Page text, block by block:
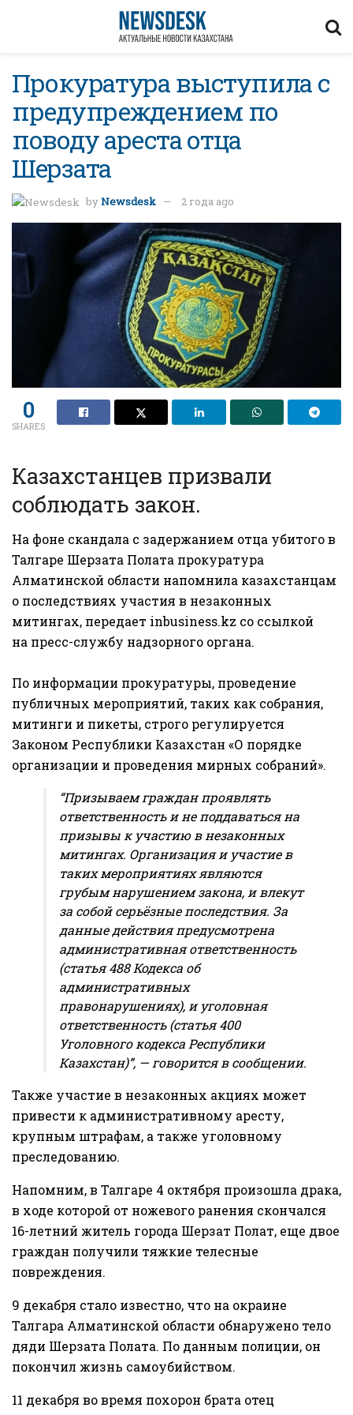
Прокуратура выступила с
предупреждением по
поводу ареста отца
Шерзата
byNewsdesk 2 года ago
0
SHARES
Казахстанцев призвали
соблюдать закон.
На фоне скандала с задержанием отца убитого в
Талгаре Шерзата Полата прокуратура
Алматинской области напомнила казахстанцам
о последствиях участия в незаконных
митингах, передает inbusiness.kz cо ссылкой
на пресс-службу надзорного органа.
По информации прокуратуры, проведение
публичных мероприятий, таких как собрания,
митинги и пикеты, строго регулируется
Законом Республики Казахстан «О порядке
организации и проведения мирных собраний».
“Призываем граждан проявлять
ответственность и не поддаваться на
призывы к участию в незаконных
митингах. Организация и участие в
таких мероприятиях являются
грубым нарушением закона, и влекут
за собой серьёзные последствия. За
данные действия предусмотрена
административная ответственность
(статья 488 Кодекса об
административных
правонарушениях), и уголовная
ответственность (статья 400
Уголовного кодекса Республики
Казахстан)”, — говорится в сообщении.
Также участие в незаконных акциях может
привести к административному аресту,
крупным штрафам, а также уголовному
преследованию.
Напомним, в Талгаре 4 октября произошла драка,
в ходе которой от ножевого ранения скончался
16-летний житель города Шерзат Полат, еще двое
граждан получили тяжкие телесные
повреждения.
9 декабря стало известно, что на окраине
Талгара Алматинской области обнаружено тело
дяди Шерзата Полата. По данным полиции, он
покончил жизнь самоубийством.
11 декабря во время похорон брата отец